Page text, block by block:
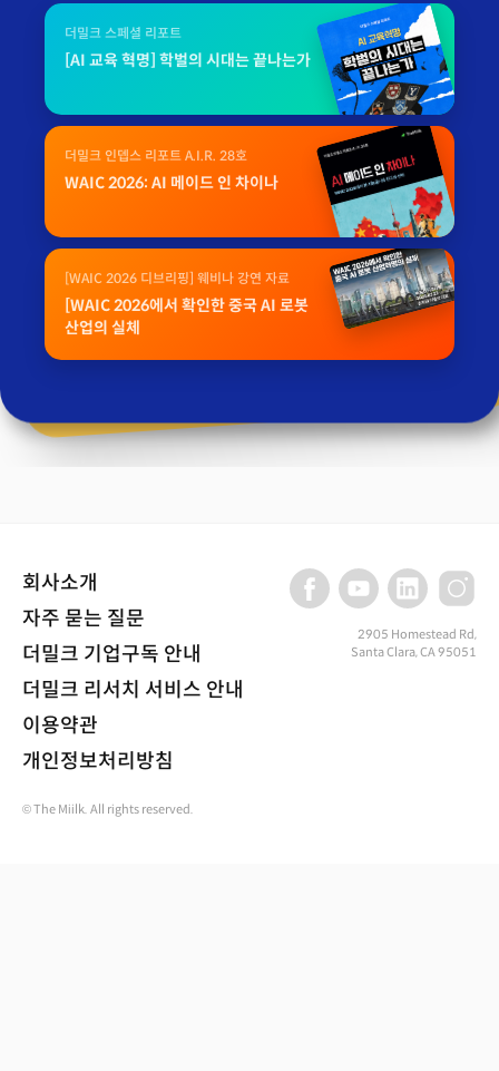
더밀크 스페셜 리포트
[AI 교육 혁명] 학벌의 시대는 끝나는가
더밀크 인뎁스 리포트 A.I.R. 28호
WAIC 2026: AI 메이드 인 차이나
[WAIC 2026 디브리핑] 웨비나 강연 자료
[WAIC 2026에서 확인한 중국 AI 로봇
산업의 실체
회사소개
자주 묻는 질문
더밀크 기업구독 안내
더밀크 리서치 서비스 안내
이용약관
개인정보처리방침
2905 Homestead Rd,
Santa Clara, CA 95051
© The Miilk. All rights reserved.